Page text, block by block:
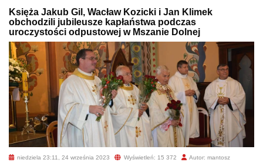
Księża Jakub Gil, Wacław Kozicki i Jan Klimek
obchodzili jubileusze kapłaństwa podczas
uroczystości odpustowej w Mszanie Dolnej
niedziela 23:11, 24 września 2023 Wyświetleń: 15 372 Autor: mantosz